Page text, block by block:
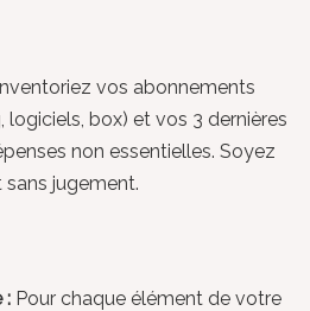
vos abonnements
logiciels, box) et vos 3 dernières
non essentielles. Soyez
jugement.
: Pour chaque élément de votre